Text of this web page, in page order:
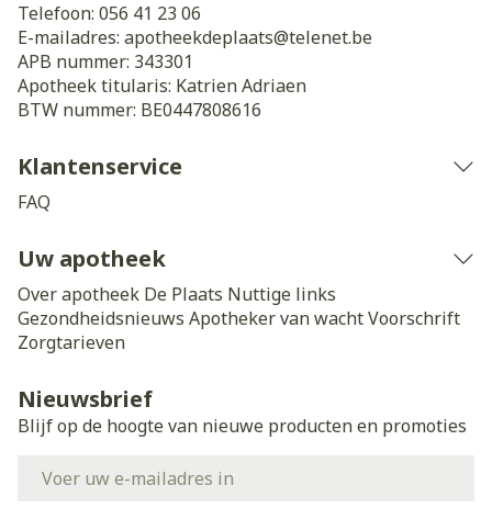
Telefoon: 056 41 23 06
E-mailadres: apotheekdeplaats@telenet.be
APB nummer: 343301
Apotheek titularis: Katrien Adriaen
BTW nummer: BE0447808616
Klantenservice
FAQ
Uw apotheek
Over apotheek De Plaats Nuttige links
Gezondheidsnieuws Apotheker van wachtVoorschrift
Zorgtarieven
Nieuwsbrief
Blijf op de hoogte van nieuwe producten en promoties